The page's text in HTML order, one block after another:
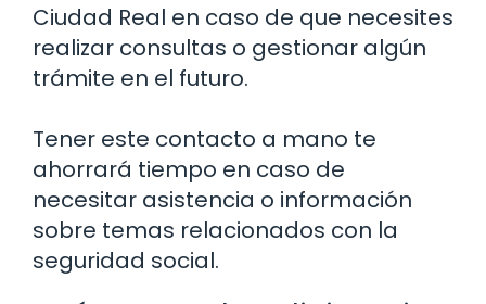
Ciudad Real en caso de que necesites
realizar consultas o gestionar algún
trámite en el futuro.
Tener este contacto a mano te
ahorrará tiempo en caso de
necesitar asistencia o información
sobre temas relacionados con la
seguridad social.